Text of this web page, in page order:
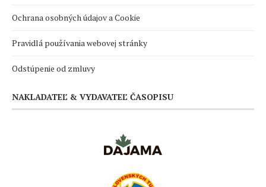
Ochrana osobných údajov a Cookie
Pravidlá používania webovej stránky
Odstúpenie od zmluvy
NAKLADATEĽ & VYDAVATEĽ ČASOPISU